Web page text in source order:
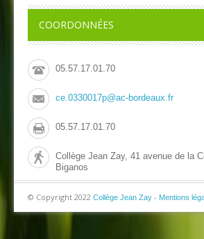
COORDONNÉES
05.57.17.01.70
ce.0330017p@ac-bordeaux.fr
05.57.17.01.70
Collège Jean Zay, 41 avenue de la
Biganos
© Copyright 2022 Collège Jean Zay - Mentions